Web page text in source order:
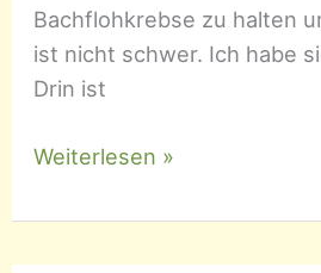
Bachflohkrebse zu halten
ist nicht schwer. Ich habe
Drin ist
Mexikanische
(Hyalella
azteca)
Weiterlesen »